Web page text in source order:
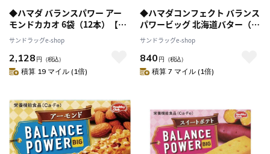
◆ハマダ バランスパワー アー
モンドカカオ 6袋（12本）【10
個セット】
サンドラッグe-shop
2,128 円 （税込）
積算 19 マイル (1倍)
◆ハマダコンフェクト バランス
パワービッグ 北海道バター（2
本x2袋入））【8個セット】
サンドラッグe-shop
840 円 （税込）
積算 7 マイル (1倍)